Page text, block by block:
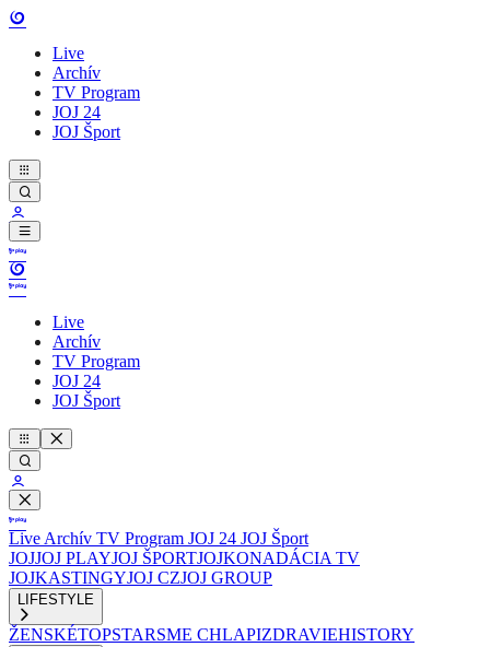
Live
Archív
TV Program
JOJ 24
JOJ Šport
Live
Archív
TV Program
JOJ 24
JOJ Šport
Live Archív TV Program JOJ 24 JOJ Šport
JOJJOJ PLAYJOJ ŠPORTJOJKONADÁCIA TV
JOJKASTINGYJOJ CZJOJ GROUP
LIFESTYLE
ŽENSKÉTOPSTARSME CHLAPIZDRAVIEHISTORY